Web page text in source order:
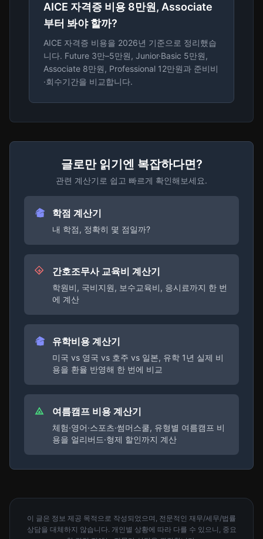
AICE 자격증 비용 8만원, Associate
부터 봐야 할까?
AICE 자격증 비용을 2026년 기준으로 정리했습
니다. Future 3만–5만원, Junior·Basic 5만원,
Associate 8만원, Professional 12만원과 준비비
·회수기간을 비교합니다.
글로만 읽기엔 복잡하다면?
관련 계산기로 쉽고 빠르게 확인해보세요.
학점 계산기
내 학점, 정확히 몇 점일까?
간호조무사 교육비 계산기
학원비, 국비지원, 보수교육비, 응시료까지 한 번
에 계산
유학비용 계산기
미국 vs 영국 vs 호주 vs 일본, 유학 1년 실제 비
용을 환율 반영해 한 번에 비교
여름캠프 비용 계산기
체험·영어·스포츠·썸머스쿨, 유형별 여름캠프 비
용을 얼리버드·형제 할인까지 계산
이 글은 정보 제공 목적으로 작성되었으며, 전문적인 재무/세무/법률
상담을 대체하지 않습니다. 개인별 상황에 따라 다를 수 있으니, 중요